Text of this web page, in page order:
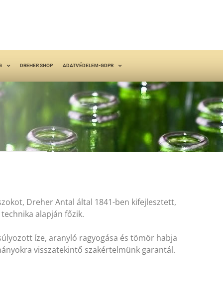
DREHER SHOP ADATVÉDELEM-GDPR
Dreher Antal által 1841-ben kifejlesztett,
alapján főzik.
íze, aranyló ragyogása és tömör habja
visszatekintő szakértelmünk garantál.